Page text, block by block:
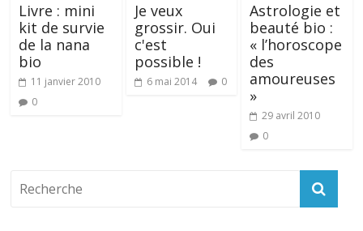
Livre : mini
kit de survie
de la nana
bio
11 janvier 2010
0
Je veux
grossir. Oui
c'est
possible !
6 mai 2014 0
Astrologie et
beauté bio :
« l’horoscope
des
amoureuses
»
29 avril 2010
0